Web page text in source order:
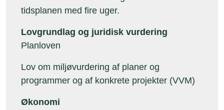
tidsplanen med fire uger.
Lovgrundlag og juridisk vurdering
Planloven
Lov om miljøvurdering af planer og
programmer og af konkrete projekter (VVM)
Økonomi